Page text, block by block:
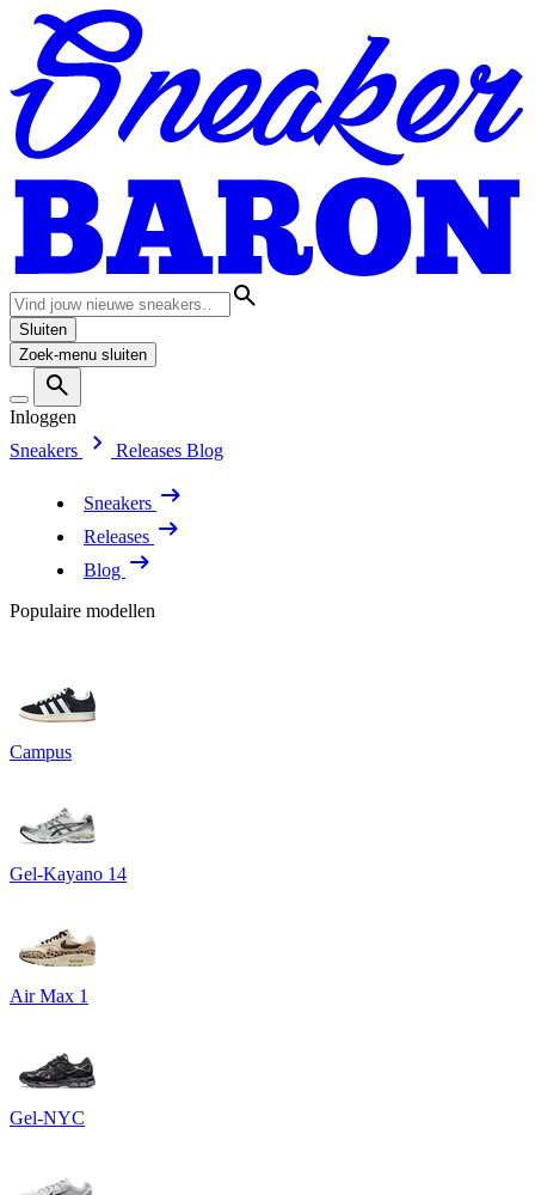
Sluiten
Zoek-menu sluiten
Inloggen
Sneakers
Releases Blog
Sneakers
Releases
Blog
Populaire modellen
Campus
Gel-Kayano 14
Air Max 1
Gel-NYC